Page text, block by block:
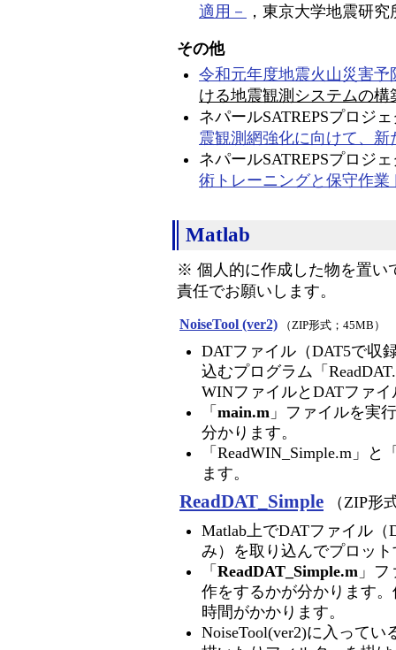
適用－
，東京大学地震研
その他
令和元年度地震火山災害予
ける地震観測システムの構
ネパールSATREPSプロジ
震観測網強化に向けて、
ネパールSATREPSプロジ
術トレーニングと保守作
Matlab
※ 個人的に作成した物を置い
責任でお願いします。
NoiseTool (ver2) （ZIP形式；45MB）
DATファイル（DAT5で収
込むプログラム「
WINファイルとDATファ
「 main.m 」ファイルを実
分かります。
「ReadWIN_Simple.m」
ます。
ReadDAT_Simple （ZIP形
Matlab上でDATファイル
み）を取り込んでプロッ
「 ReadDAT_Simple.m 」
作をするかが分かります
時間がかかります。
NoiseTool(ver2)に入ってい